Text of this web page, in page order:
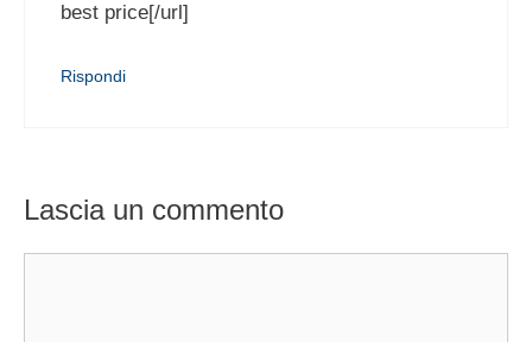
best price[/url]
Rispondi
Lascia un commento